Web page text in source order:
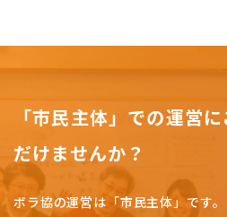
「市民主体」での運営
だけませんか？
ボラ協の運営は「市民主体」です。